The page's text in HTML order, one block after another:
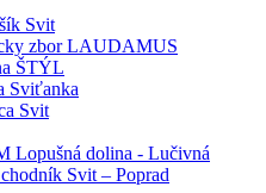
Svit
zbor LAUDAMUS
ŠTÝL
Sviťanka
Svit
Lopušná dolina - Lučivná
Svit – Poprad